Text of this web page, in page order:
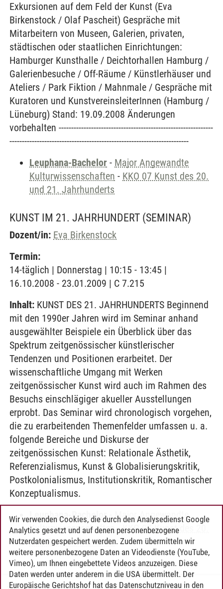
Exkursionen auf dem Feld der Kunst (Eva
Birkenstock / Olaf Pascheit) Gespräche mit
Mitarbeitern von Museen, Galerien, privaten,
städtischen oder staatlichen Einrichtungen:
Hamburger Kunsthalle / Deichtorhallen Hamburg /
Galerienbesuche / Off-Räume / Künstlerhäuser und
Ateliers / Park Fiktion / Mahnmale / Gespräche mit
Kuratoren und KunstvereinsleiterInnen (Hamburg /
Lüneburg) Stand: 19.09.2008 Änderungen
vorbehalten --------------------------------------------------------------
------------------------------------------------------------------------
Leuphana-Bachelor - Major Angewandte
Kulturwissenschaften - KKO 07 Kunst des 20.
und 21. Jahrhunderts
KUNST IM 21. JAHRHUNDERT (SEMINAR)
Dozent/in: Eva Birkenstock
Termin:
14-täglich | Donnerstag | 10:15 - 13:45 |
16.10.2008 - 23.01.2009 | C 7.215
Inhalt: KUNST DES 21. JAHRHUNDERTS Beginnend
mit den 1990er Jahren wird im Seminar anhand
ausgewählter Beispiele ein Überblick über das
Spektrum zeitgenössischer künstlerischer
Tendenzen und Positionen erarbeitet. Der
wissenschaftliche Umgang mit Werken
zeitgenössischer Kunst wird auch im Rahmen des
Besuchs einschlägiger akueller Ausstellungen
erprobt. Das Seminar wird chronologisch vorgehen,
die zu erarbeitenden Themenfelder umfassen u. a.
folgende Bereiche und Diskurse der
zeitgenössischen Kunst: Relationale Ästhetik,
Referenzialismus, Kunst & Globalisierungskritik,
Postkolonialismus, Institutionskritik, Romantischer
Konzeptualismus.
Leuphana-Bachelor-Major Angewandte
Kulturwissenschaften -KKO 07 Kunst des 20.
und 21. Jahrhunderts
Wir verwenden Cookies, die durch den Analysedienst Google
Analytics gesetzt und auf denen personenbezogene
Nutzerdaten gespeichert werden. Zudem übermitteln wir
weitere personenbezogene Daten an Videodienste (YouTube,
Vimeo), um Ihnen eingebettete Videos anzuzeigen. Diese
Daten werden unter anderem in die USA übermittelt. Der
Europäische Gerichtshof hat das Datenschutzniveau in den